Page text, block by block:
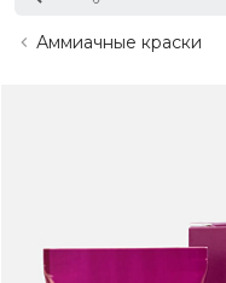
Аммиачные краски